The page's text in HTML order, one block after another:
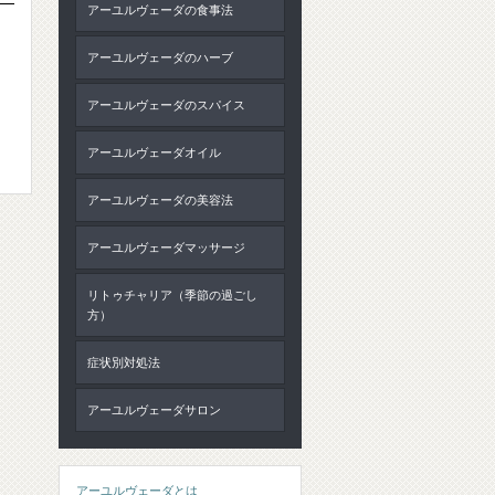
アーユルヴェーダの食事法
アーユルヴェーダのハーブ
アーユルヴェーダのスパイス
アーユルヴェーダオイル
アーユルヴェーダの美容法
アーユルヴェーダマッサージ
リトゥチャリア（季節の過ごし
方）
症状別対処法
アーユルヴェーダサロン
アーユルヴェーダとは